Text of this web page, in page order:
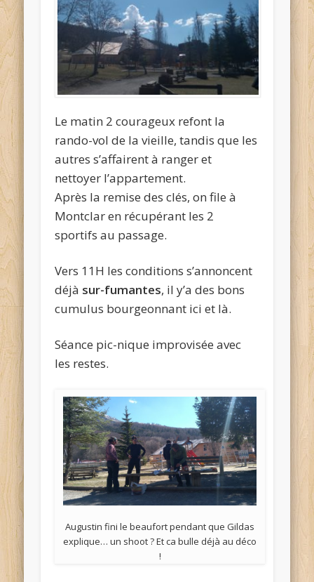
Le matin 2 courageux refont la
rando-vol de la vieille, tandis que les
autres s’affairent à ranger et
nettoyer l’appartement.
Après la remise des clés, on file à
Montclar en récupérant les 2
sportifs au passage.
Vers 11H les conditions s’annoncent
déjà sur-fumantes, il y’a des bons
cumulus bourgeonnant ici et là.
Séance pic-nique improvisée avec
les restes.
Augustin fini le beaufort pendant que Gildas
explique… un shoot ? Et ca bulle déjà au déco
!